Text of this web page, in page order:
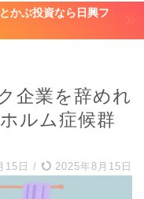
かぶ投資なら日興フ
企業を辞めれ
ルム症候群
15日 / 2025年8月15日